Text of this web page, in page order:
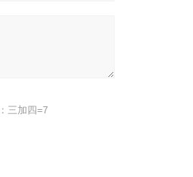
三加四=7